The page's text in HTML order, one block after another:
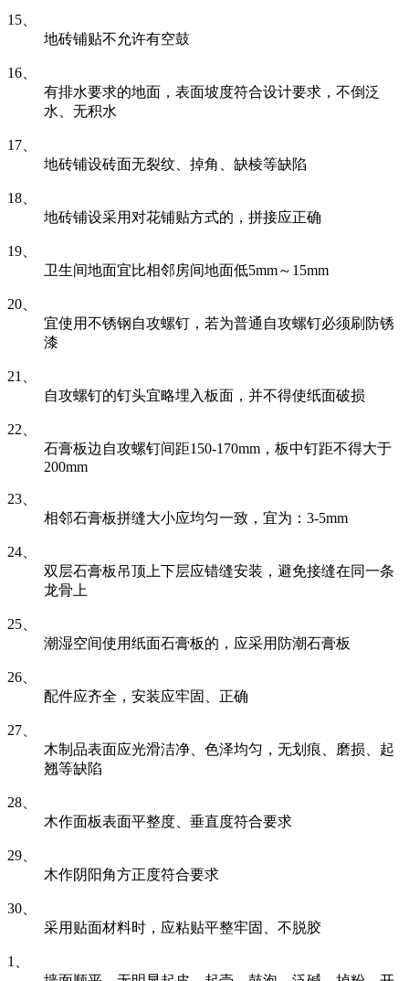
15、
地砖铺贴不允许有空鼓
16、
有排水要求的地面，表面坡度符合设计要求，不倒泛
水、无积水
17、
地砖铺设砖面无裂纹、掉角、缺棱等缺陷
18、
地砖铺设采用对花铺贴方式的，拼接应正确
19、
卫生间地面宜比相邻房间地面低5mm～15mm
20、
宜使用不锈钢自攻螺钉，若为普通自攻螺钉必须刷防锈
漆
21、
自攻螺钉的钉头宜略埋入板面，并不得使纸面破损
22、
石膏板边自攻螺钉间距150-170mm，板中钉距不得大于
200mm
23、
相邻石膏板拼缝大小应均匀一致，宜为：3-5mm
24、
双层石膏板吊顶上下层应错缝安装，避免接缝在同一条
龙骨上
25、
潮湿空间使用纸面石膏板的，应采用防潮石膏板
26、
配件应齐全，安装应牢固、正确
27、
木制品表面应光滑洁净、色泽均匀，无划痕、磨损、起
翘等缺陷
28、
木作面板表面平整度、垂直度符合要求
29、
木作阴阳角方正度符合要求
30、
采用贴面材料时，应粘贴平整牢固、不脱胶
1、